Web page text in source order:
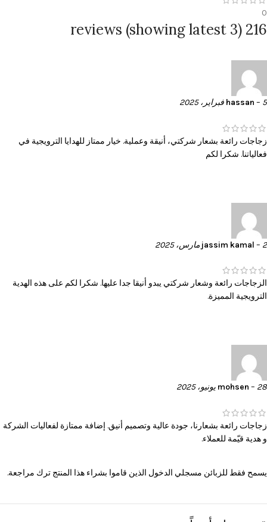
0
216 reviews (showing latest 3)
hassan – 5 فبراير، 2025
زجاجات رائعة بشعار شركتي، أنيقة وعملية. خيار ممتاز للهدايا الترويجية في
فعالياتنا. شكرا لكم
jassim kamal – 2 مارس، 2025
الزجاجات رائعة وشعار شركتي يبدو أنيقا جدا عليها. شكرا لكم على هذه الهدية
الترويجية المميزة.
mohsen – 28 يونيو، 2025
زجاجات رائعة بشعارنا، جودة عالية وتصميم أنيق. إضافة ممتازة لفعاليات الشركة
و هدية قيّمة للعملاء.
يسمح فقط للزبائن مسجلي الدخول الذين قاموا بشراء هذا المنتج ترك مراجعة.